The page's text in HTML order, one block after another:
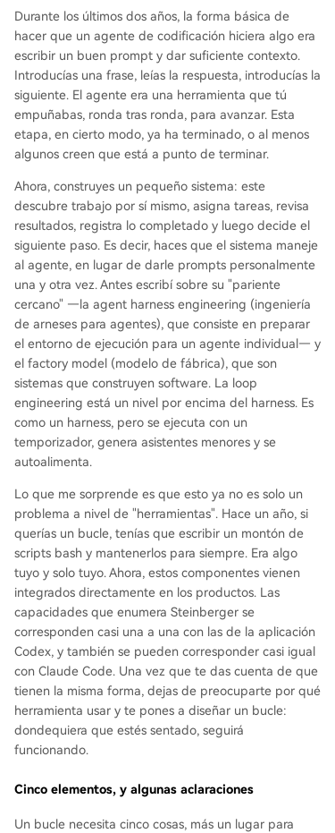
Durante los últimos dos años, la forma básica de
hacer que un agente de codificación hiciera algo era
escribir un buen prompt y dar suficiente contexto.
Introducías una frase, leías la respuesta, introducías la
siguiente. El agente era una herramienta que tú
empuñabas, ronda tras ronda, para avanzar. Esta
etapa, en cierto modo, ya ha terminado, o al menos
algunos creen que está a punto de terminar.
Ahora, construyes un pequeño sistema: este
descubre trabajo por sí mismo, asigna tareas, revisa
resultados, registra lo completado y luego decide el
siguiente paso. Es decir, haces que el sistema maneje
al agente, en lugar de darle prompts personalmente
una y otra vez. Antes escribí sobre su "pariente
cercano" —la agent harness engineering (ingeniería
de arneses para agentes), que consiste en preparar
el entorno de ejecución para un agente individual— y
el factory model (modelo de fábrica), que son
sistemas que construyen software. La loop
engineering está un nivel por encima del harness. Es
como un harness, pero se ejecuta con un
temporizador, genera asistentes menores y se
autoalimenta.
Lo que me sorprende es que esto ya no es solo un
problema a nivel de "herramientas". Hace un año, si
querías un bucle, tenías que escribir un montón de
scripts bash y mantenerlos para siempre. Era algo
tuyo y solo tuyo. Ahora, estos componentes vienen
integrados directamente en los productos. Las
capacidades que enumera Steinberger se
corresponden casi una a una con las de la aplicación
Codex, y también se pueden corresponder casi igual
con Claude Code. Una vez que te das cuenta de que
tienen la misma forma, dejas de preocuparte por qué
herramienta usar y te pones a diseñar un bucle:
dondequiera que estés sentado, seguirá
funcionando.
Cinco elementos, y algunas aclaraciones
Un bucle necesita cinco cosas, más un lugar para